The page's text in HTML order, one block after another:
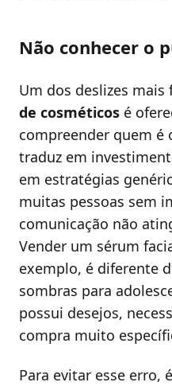
Não conhecer o
Um dos deslizes mais
de cosméticos é
compreender quem é
traduz em
em estratégias
muitas pessoas sem
comunicação não
Vender um sérum
exemplo, é diferente
sombras para
possui desejos,
compra muito
Para evitar esse erro,